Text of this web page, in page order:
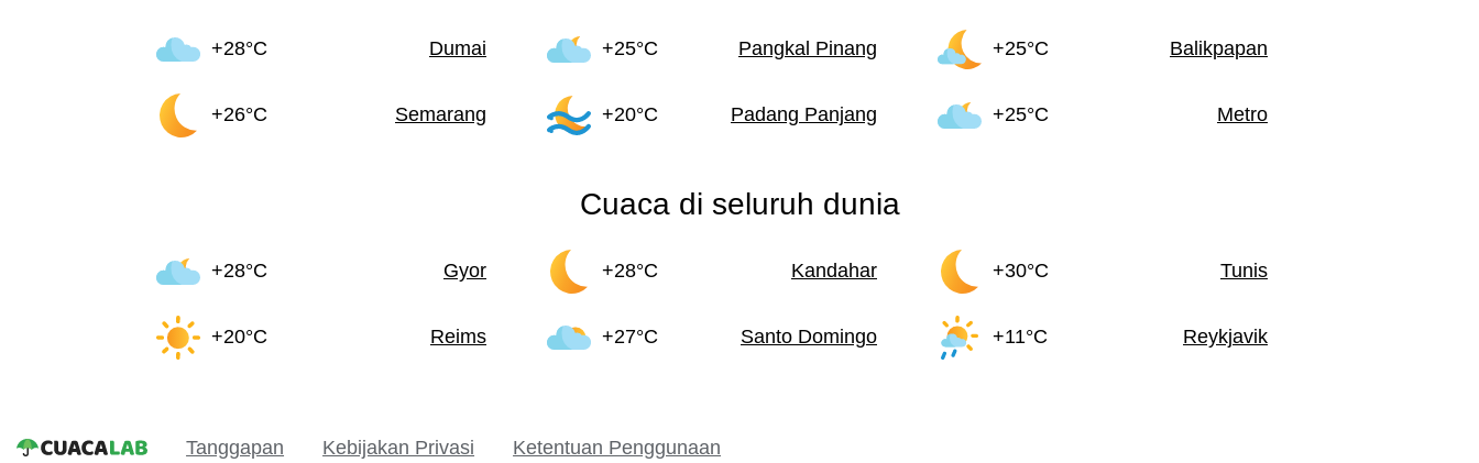
+28°C Dumai +25°C Pangkal Pinang +25°C Balikpapan
+26°C Semarang +20°C Padang Panjang +25°C Metro
Cuaca di seluruh dunia
+28°C Gyor +28°C Kandahar +30°C Tunis
+20°C Reims +27°C Santo Domingo +11°C Reykjavik
Tanggapan Kebijakan Privasi Ketentuan Penggunaan